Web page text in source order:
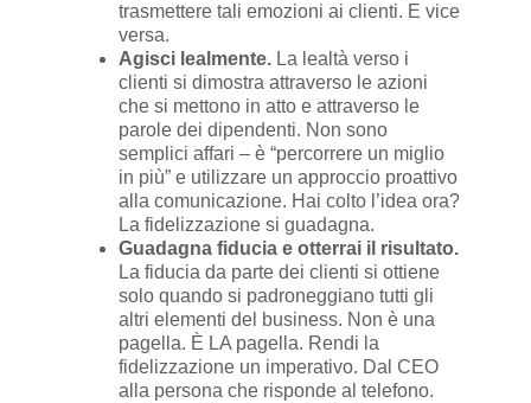
trasmettere tali emozioni ai clienti. E vice
versa.
Agisci lealmente.La lealtà verso i
clienti si dimostra attraverso le azioni
che si mettono in atto e attraverso le
parole dei dipendenti. Non sono
semplici affari – è “percorrere un miglio
in più” e utilizzare un approccio proattivo
alla comunicazione. Hai colto l’idea ora?
La fidelizzazione si guadagna.
Guadagna fiducia e otterrai il risultato.
La fiducia da parte dei clienti si ottiene
solo quando si padroneggiano tutti gli
altri elementi del business. Non è una
pagella. È LA pagella. Rendi la
fidelizzazione un imperativo. Dal CEO
alla persona che risponde al telefono.